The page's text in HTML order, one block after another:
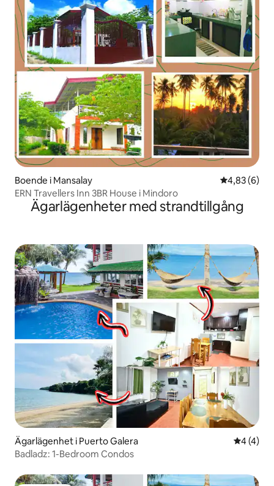
Boende i Mansalay 4,83 av 5 i
4,83 (6)
ERN Travellers Inn 3BR House i Mindoro
Ägarlägenheter med strandtillgång
Ägarlägenhet i Puerto Galera 4 av 5 i
4 (4)
Badladz: 1-Bedroom Condos